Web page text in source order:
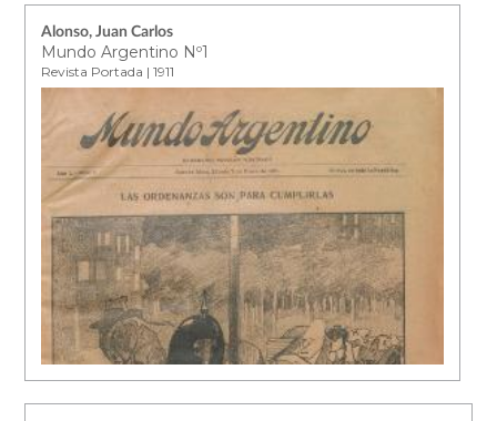
Alonso, Juan Carlos
Mundo Argentino Nº1
Revista Portada | 1911